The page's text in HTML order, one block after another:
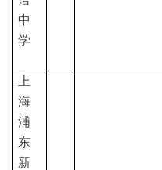
中
学
上
海
浦
东
新